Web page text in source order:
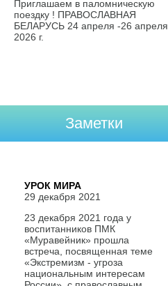
Приглашаем в паломническую
поездку ! ПРАВОСЛАВНАЯ
БЕЛАРУСЬ 24 апреля -26 апреля
2026 г.
Заметки
УРОК МИРА
29 декабря 2021
23 декабря 2021 года у
воспитанников ПМК
«Муравейник» прошла
встреча, посвященная теме
«Экстремизм - угроза
национальным интересам